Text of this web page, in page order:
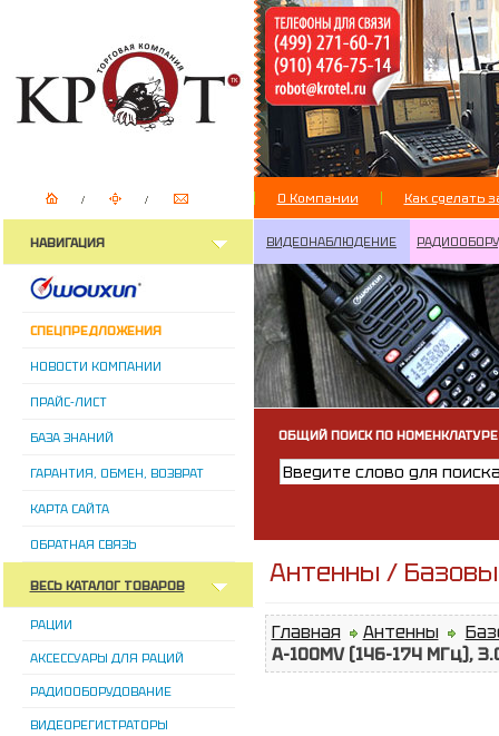
О Компании Как сделать
НАВИГАЦИЯ
СПЕЦПРЕДЛОЖЕНИЯ
НОВОСТИ КОМПАНИИ
ПРАЙС-ЛИСТ
БАЗА ЗНАНИЙ
ГАРАНТИЯ, ОБМЕН, ВОЗВРАТ
КАРТА САЙТА
ОБРАТНАЯ СВЯЗЬ
ВЕСЬ КАТАЛОГ ТОВАРОВ
РАЦИИ
АКСЕССУАРЫ ДЛЯ РАЦИЙ
РАДИООБОРУДОВАНИЕ
ВИДЕОРЕГИСТРАТОРЫ
ВИДЕОНАБЛЮДЕНИЕ
ОБЩИЙ ПОИСК ПО НОМЕНКЛАТУРЕ
Антенны /
Главная Антенны
A-100MV (146-174 МГц),